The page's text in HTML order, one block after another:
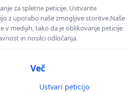
za spletne peticije. Ustvarite
z uporabo naše zmogljive storitve.Naše
v medijih, tako da je oblikovanje peticije
in nosilci odločanja.
Več
Ustvari peticijo